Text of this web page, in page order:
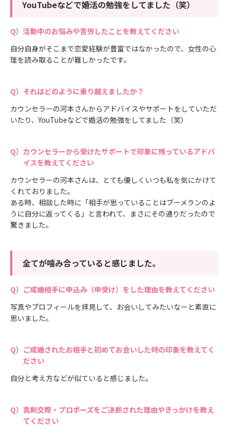
YouTubeなどで婚活の勉強をしてました（笑）
活動中のお悩みや苦労したことを教えてください
自分自身がそこまで恋愛経験が豊富ではなかったので、女性の心
理を読み取ることが難しかったです。
それはどのように乗り越えましたか？
カウンセラーの河本さんからアドバイスやサポートをしていただ
いたり、YouTubeなどで婚活の勉強をしてました（笑）
カウンセラーから受けたサポートで印象に残っているアドバ
イスを教えてください
カウンセラーの河本さんは、とても優しくいつも私を気にかけて
くれておりました。
ある時、相談した時に「相手が思っていることはブーメランのよ
うに自分に返ってくる」と言われて、まさにその通りだったので
驚きました。
全てが噛み合っていると感じました。
ご成婚相手に申込み（申受け）をした理由を教えてください
写真やプロフィールを拝見して、お会いしてみたいなーと素直に
思いました。
ご成婚されたお相手と初めてお会いした時の印象を教えてく
ださい
自分と考え方などが似ていると感じました。
真剣交際・プロポーズをご決断された理由やきっかけを教え
てください